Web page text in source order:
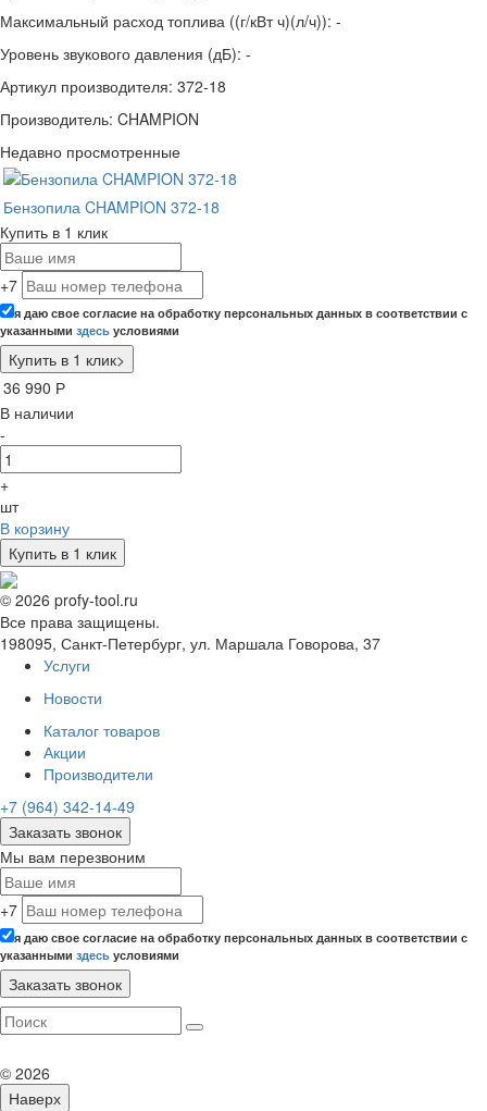
Максимальный расход топлива ((г/кВт ч)(л/ч)): -
Уровень звукового давления (дБ): -
Артикул производителя: 372-18
Производитель: CHAMPION
Недавно просмотренные
Бензопила CHAMPION 372-18
Купить в 1 клик
+7
я даю свое согласие на обработку персональных данных в соответствии с
указанными здесь условиями
36 990 Р
В наличии
-
+
шт
В корзину
Купить в 1 клик
© 2026 profy-tool.ru
Все права защищены.
198095, Санкт-Петербург, ул. Маршала Говорова, 37
Услуги
Новости
Каталог товаров
Акции
Производители
+7 (964) 342-14-49
Заказать звонок
Мы вам перезвоним
+7
я даю свое согласие на обработку персональных данных в соответствии с
указанными здесь условиями
© 2026
Наверх